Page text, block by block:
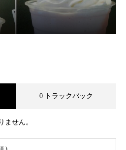
0 トラックバック
ません。